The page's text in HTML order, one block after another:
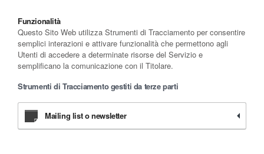
Funzionalità
Questo Sito Web utilizza Strumenti di Tracciamento per consentire
semplici interazioni e attivare funzionalità che permettono agli
Utenti di accedere a determinate risorse del Servizio e
semplificano la comunicazione con il Titolare.
Strumenti di Tracciamento gestiti da terze parti
Mailing list o newsletter